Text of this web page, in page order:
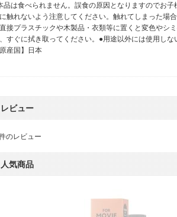
品は食べられません。誤食の原因となりますのでお
触れないよう注意してください。触れてしまった場
接プラスチックや木製品・衣類等に置くと変色やシ
すぐに拭き取ってください。●用途以外には使用しな
原産国】日本
レビュー
のレビュー
人気商品